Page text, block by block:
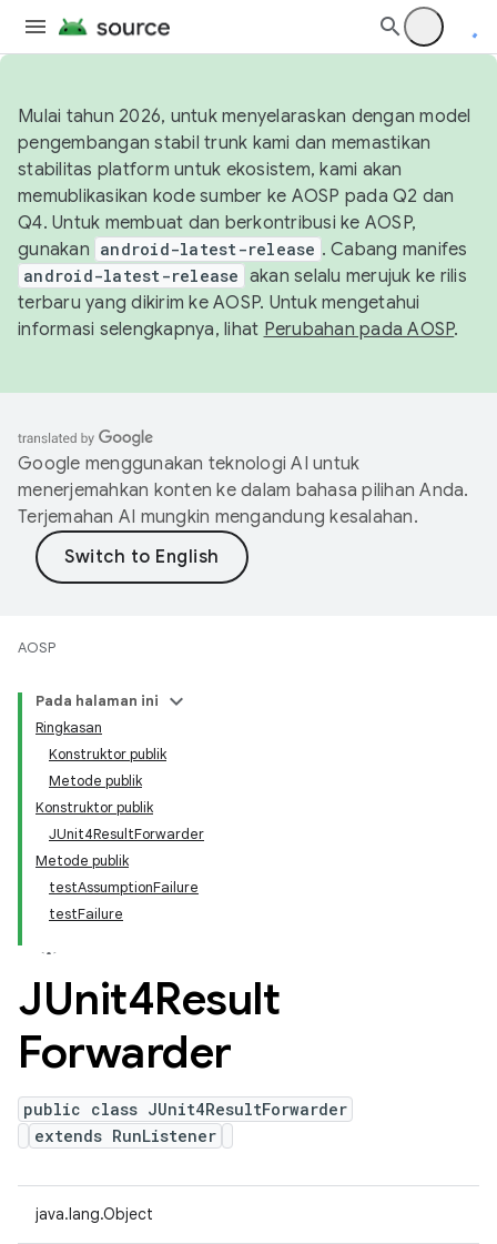
Mulai tahun 2026, untuk menyelaraskan dengan model
pengembangan stabil trunk kami dan memastikan
stabilitas platform untuk ekosistem, kami akan
memublikasikan kode sumber ke AOSP pada Q2 dan
Q4. Untuk membuat dan berkontribusi ke AOSP,
gunakan android-latest-release . Cabang manifes
android-latest-release akan selalu merujuk ke rilis
terbaru yang dikirim ke AOSP. Untuk mengetahui
informasi selengkapnya, lihat Perubahan pada AOSP.
Google menggunakan teknologi AI untuk
menerjemahkan konten ke dalam bahasa pilihan Anda.
Terjemahan AI mungkin mengandung kesalahan.
AOSP
Pada halaman ini
Ringkasan
Konstruktor publik
Metode publik
Konstruktor publik
JUnit4ResultForwarder
Metode publik
testAssumptionFailure
testFailure
JUnit4Result
Forwarder
public class JUnit4ResultForwarder
extends RunListener
java.lang.Object